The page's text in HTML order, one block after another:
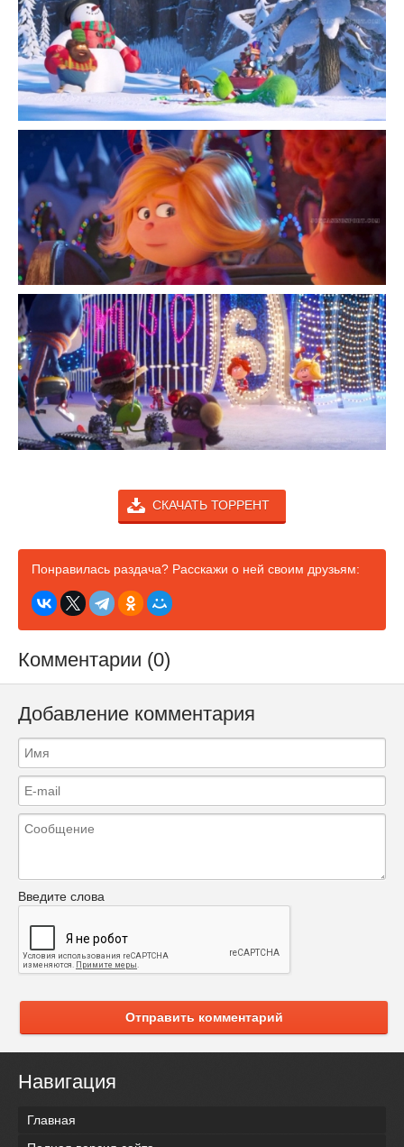
СКАЧАТЬ ТОРРЕНТ
Понравилась раздача? Расскажи о ней своим друзьям:
Комментарии (0)
Добавление комментария
Введите слова
Отправить комментарий
Навигация
Главная